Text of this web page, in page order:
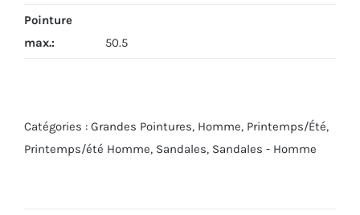
Pointure
max.: 50.5
Catégories : Grandes Pointures, Homme, Printemps/Été,
Printemps/été Homme, Sandales, Sandales - Homme